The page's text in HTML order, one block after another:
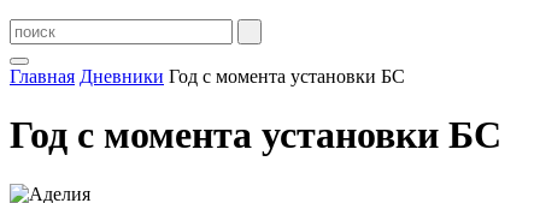
Главная Дневники Год с момента установки БС
Год с момента установки БС